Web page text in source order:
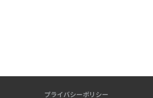
プライバシーポリシー